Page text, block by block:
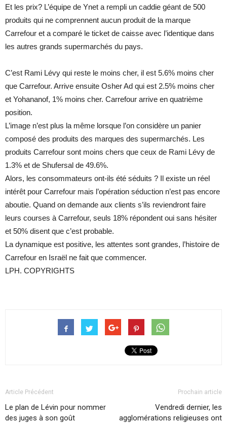
Et les prix? L’équipe de Ynet a rempli un caddie géant de 500
produits qui ne comprennent aucun produit de la marque
Carrefour et a comparé le ticket de caisse avec l’identique dans
les autres grands supermarchés du pays.
C’est Rami Lévy qui reste le moins cher, il est 5.6% moins cher
que Carrefour. Arrive ensuite Osher Ad qui est 2.5% moins cher
et Yohananof, 1% moins cher. Carrefour arrive en quatrième
position.
L’image n’est plus la même lorsque l’on considère un panier
composé des produits des marques des supermarchés. Les
produits Carrefour sont moins chers que ceux de Rami Lévy de
1.3% et de Shufersal de 49.6%.
Alors, les consommateurs ont-ils été séduits ? Il existe un réel
intérêt pour Carrefour mais l’opération séduction n’est pas encore
aboutie. Quand on demande aux clients s’ils reviendront faire
leurs courses à Carrefour, seuls 18% répondent oui sans hésiter
et 50% disent que c’est probable.
La dynamique est positive, les attentes sont grandes, l’histoire de
Carrefour en Israël ne fait que commencer.
LPH. COPYRIGHTS
Article Précédent
Le plan de Lévin pour nommer
des juges à son goût
Prochain article
Vendredi dernier, les
agglomérations religieuses ont